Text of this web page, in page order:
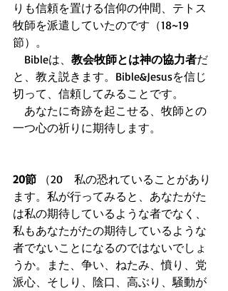
りも信頼を置ける信仰の仲間、テトス
牧師を派遣していたのです（18~19
節）。
Bibleは、 教会牧師とは神の協力者だ
と、教え説きます。Bible&Jesusを信じ
切って、信頼してみることです。
あなたに奇跡を起こせる、牧師との
一つ心の祈りに期待します。
20節 （20　私の恐れていることがあり
ます。私が行ってみると、あなたがた
は私の期待しているような者でなく、
私もあなたがたの期待しているような
者でないことになるのではないでしょ
うか。また、争い、ねたみ、憤り、党
派心、そしり、陰口、高ぶり、騒動が